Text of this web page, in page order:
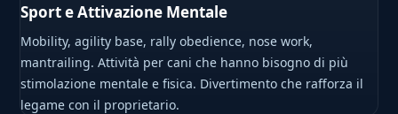
Sport e Attivazione Mentale
Mobility, agility base, rally obedience, nose work,
mantrailing. Attività per cani che hanno bisogno di più
stimolazione mentale e fisica. Divertimento che rafforza il
legame con il proprietario.